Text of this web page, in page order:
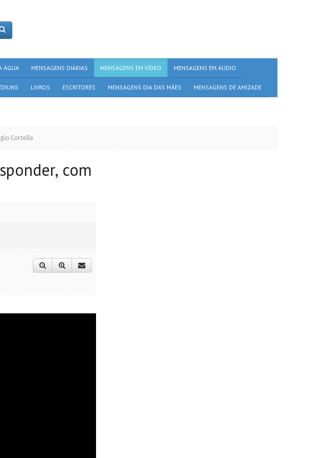
ÁGUA MENSAGENS DIÁRIAS MENSAGENS EM VÍDEO MENSAGENS EM ÁUDIO
LIVROS ESCRITORES MENSAGENS DIA DAS MÃES MENSAGENS DE AMIZADE
Cortella
com